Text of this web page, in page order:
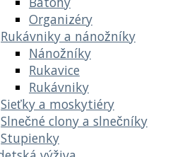
Organizéry
Rukávniky a nánožníky
Nánožníky
Rukavice
Rukávniky
Sieťky a moskytiéry
Slnečné clony a slnečníky
Stupienky